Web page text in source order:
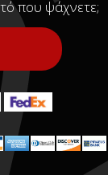
αγορά
που ψάχνετε;